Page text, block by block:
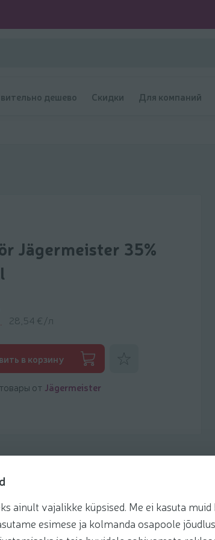
ainult vajalikke küpsised. Me ei kasuta muid
esimese ja kolmanda osapoole
дешево Скидки Для компаний
Jägermeister 35%
28,54 €/л
в корзину
от Jägermeister